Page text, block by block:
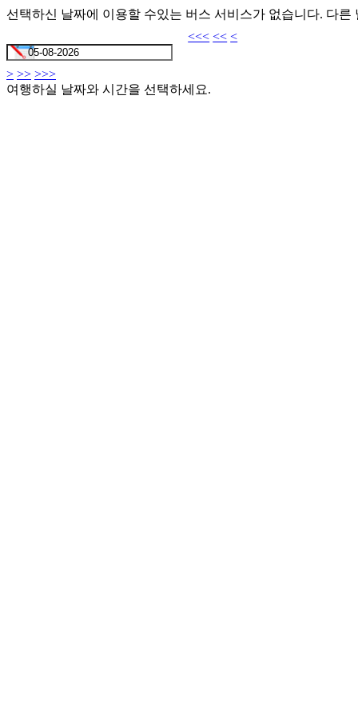
선택하신 날짜에 이용할 수있는 버스 서비스가 없습니다. 다
<<< << <
> >> >>>
여행하실 날짜와 시간을 선택하세요.